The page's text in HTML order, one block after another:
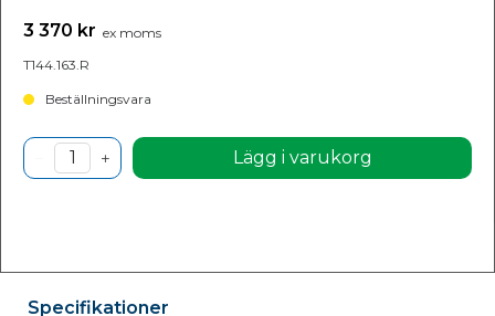
3 370 kr ex moms
T144.163.R
Beställningsvara
Lägg i varukorg
Specifikationer